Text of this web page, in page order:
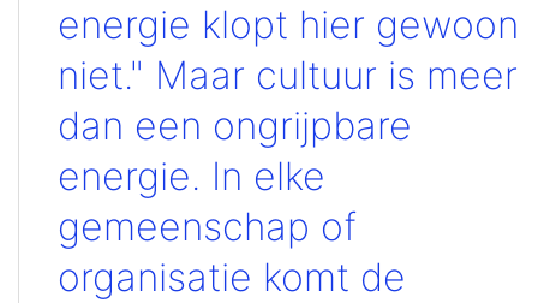
energie klopt hier gewoon
niet." Maar cultuur is meer
dan een ongrijpbare
energie. In elke
gemeenschap of
organisatie komt de